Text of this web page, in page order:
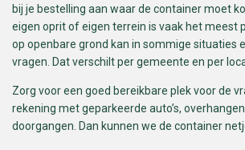
bij je bestelling aan waar de container moet
eigen oprit of eigen terrein is vaak het meest
op openbare grond kan in sommige situaties
vragen. Dat verschilt per gemeente en per
Zorg voor een goed bereikbare plek voor de
rekening met geparkeerde auto’s,
doorgangen. Dan kunnen we de container